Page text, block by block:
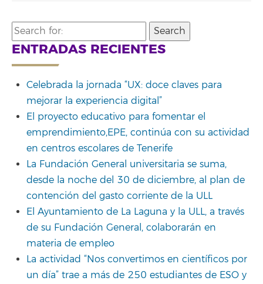
Search
for:
ENTRADAS RECIENTES
Celebrada la jornada “UX: doce claves para
mejorar la experiencia digital”
El proyecto educativo para fomentar el
emprendimiento,EPE, continúa con su actividad
en centros escolares de Tenerife
La Fundación General universitaria se suma,
desde la noche del 30 de diciembre, al plan de
contención del gasto corriente de la ULL
El Ayuntamiento de La Laguna y la ULL, a través
de su Fundación General, colaborarán en
materia de empleo
La actividad “Nos convertimos en científicos por
un día” trae a más de 250 estudiantes de ESO y